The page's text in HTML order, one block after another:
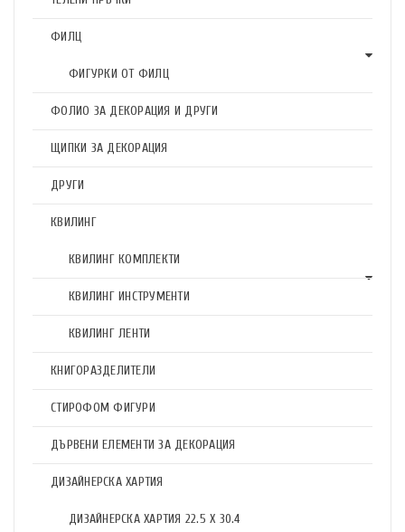
ФИЛЦ
ФИГУРКИ ОТ ФИЛЦ
ФОЛИО ЗА ДЕКОРАЦИЯ И ДРУГИ
ЩИПКИ ЗА ДЕКОРАЦИЯ
ДРУГИ
КВИЛИНГ
КВИЛИНГ КОМПЛЕКТИ
КВИЛИНГ ИНСТРУМЕНТИ
КВИЛИНГ ЛЕНТИ
КНИГОРАЗДЕЛИТЕЛИ
СТИРОФОМ ФИГУРИ
ДЪРВЕНИ ЕЛЕМЕНТИ ЗА ДЕКОРАЦИЯ
ДИЗАЙНЕРСКА ХАРТИЯ
ДИЗАЙНЕРСКА ХАРТИЯ 22.5 X 30.4